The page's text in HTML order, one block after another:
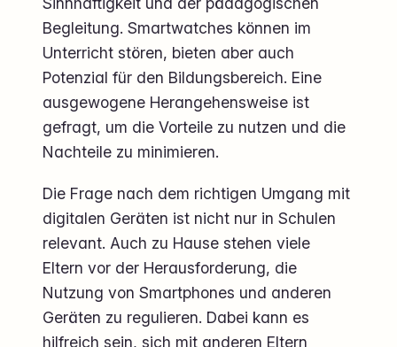
Begleitung. Smartwatches können im
Unterricht stören, bieten aber auch
Potenzial für den Bildungsbereich. Eine
ausgewogene Herangehensweise ist
gefragt, um die Vorteile zu nutzen und die
Nachteile zu minimieren.
Die Frage nach dem richtigen Umgang mit
digitalen Geräten ist nicht nur in Schulen
relevant. Auch zu Hause stehen viele
Eltern vor der Herausforderung, die
Nutzung von Smartphones und anderen
Geräten zu regulieren. Dabei kann es
hilfreich sein, sich mit anderen Eltern